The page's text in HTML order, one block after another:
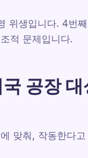
위생입니다. 4번
적 문제입니다.
공장 대
맞춰, 작동한다